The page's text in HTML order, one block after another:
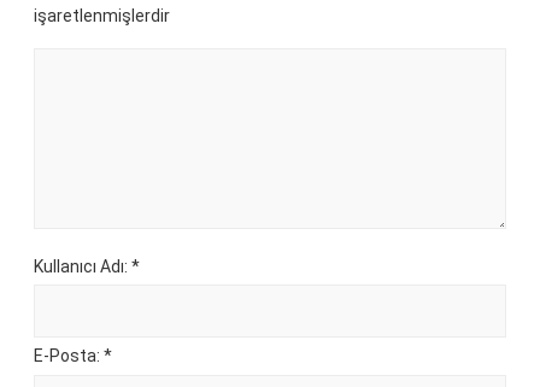
işaretlenmişlerdir
Kullanıcı Adı: *
E-Posta: *